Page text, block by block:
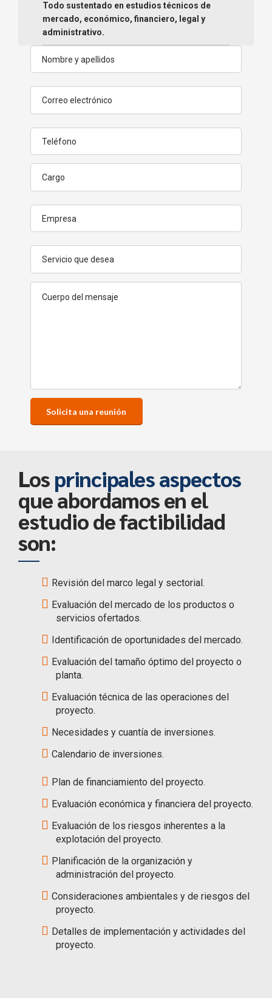
Todo sustentado en estudios técnicos de
mercado, económico, financiero, legal y
administrativo.
Los principales aspectos
que abordamos en el
estudio de factibilidad
son:
Revisión del marco legal y sectorial.
Evaluación del mercado de los productos o
servicios ofertados.
Identificación de oportunidades del mercado.
Evaluación del tamaño óptimo del proyecto o
planta.
Evaluación técnica de las operaciones del
proyecto.
Necesidades y cuantía de inversiones.
Calendario de inversiones.
Plan de financiamiento del proyecto.
Evaluación económica y financiera del proyecto.
Evaluación de los riesgos inherentes a la
explotación del proyecto.
Planificación de la organización y
administración del proyecto.
Consideraciones ambientales y de riesgos del
proyecto.
Detalles de implementación y actividades del
proyecto.